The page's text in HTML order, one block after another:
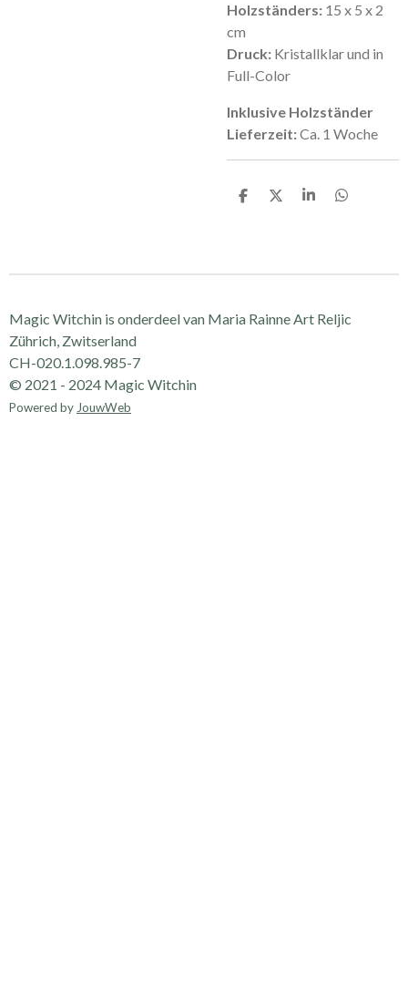
Holzständers: 15 x 5 x 2
cm
Druck: Kristallklar und in
Full-Color
Inklusive Holzständer
Lieferzeit:Ca. 1 Woche
D
D
S
D
Magic Witchin is onderdeel van Maria Rainne Art Reljic
Zührich, Zwitserland
CH-020.1.098.985-7
© 2021 - 2024 Magic Witchin
Powered by JouwWeb